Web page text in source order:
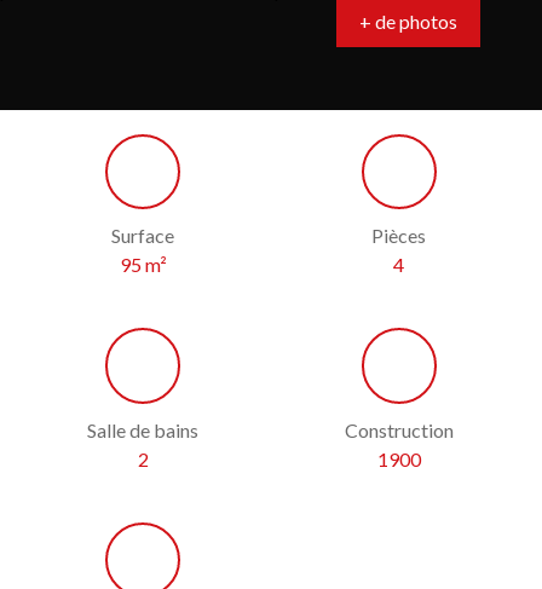
+ de photos
Surface
95m²
Pièces
4
Salle de bains
2
Construction
1900